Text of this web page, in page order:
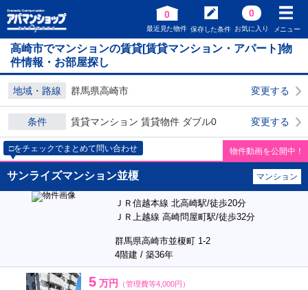
0
最近見た物件 保存した条件
0
お気に入り メニュー
高崎市でマンションの賃貸[賃貸マンション・アパート]物
件情報・お部屋探し
地域・路線 群馬県高崎市 変更する
条件 賃貸マンション 賃貸物件 ダブル0 変更する
□をチェックでまとめて問い合わせ 物件動画を公開中！
サンライズマンション並榎 マンション
ＪＲ信越本線 北高崎駅/徒歩20分
ＪＲ上越線 高崎問屋町駅/徒歩32分
群馬県高崎市並榎町 1-2
4階建 / 築36年
5 万円 （管理費等4,000円）